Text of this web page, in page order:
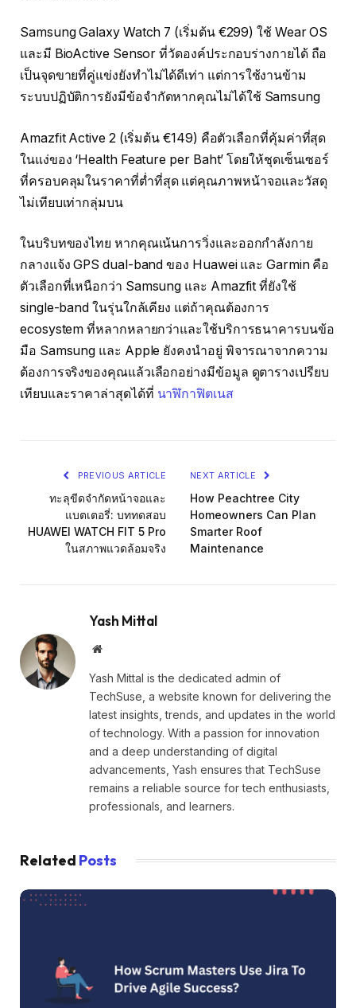
Samsung Galaxy Watch 7 (เริ่มต้น €299) ใช้ Wear OS
และมี BioActive Sensor ที่วัดองค์ประกอบร่างกายได้ ถือ
เป็นจุดขายที่คู่แข่งยังทำไม่ได้ดีเท่า แต่การใช้งานข้าม
ระบบปฏิบัติการยังมีข้อจำกัดหากคุณไม่ได้ใช้ Samsung
Amazfit Active 2 (เริ่มต้น €149) คือตัวเลือกที่คุ้มค่าที่สุด
ในแง่ของ ‘Health Feature per Baht’ โดยให้ชุดเซ็นเซอร์
ที่ครอบคลุมในราคาที่ต่ำที่สุด แต่คุณภาพหน้าจอและวัสดุ
ไม่เทียบเท่ากลุ่มบน
ในบริบทของไทย หากคุณเน้นการวิ่งและออกกำลังกาย
กลางแจ้ง GPS dual-band ของ Huawei และ Garmin คือ
ตัวเลือกที่เหนือกว่า Samsung และ Amazfit ที่ยังใช้
single-band ในรุ่นใกล้เคียง แต่ถ้าคุณต้องการ
ecosystem ที่หลากหลายกว่าและใช้บริการธนาคารบนข้อ
มือ Samsung และ Apple ยังคงนำอยู่ พิจารณาจากความ
ต้องการจริงของคุณแล้วเลือกอย่างมีข้อมูล ดูตารางเปรียบ
เทียบและราคาล่าสุดได้ที่ นาฬิกาฟิตเนส
PREVIOUS ARTICLE
ทะลุขีดจำกัดหน้าจอและ
แบตเตอรี่: บททดสอบ
HUAWEI WATCH FIT 5 Pro
ในสภาพแวดล้อมจริง
NEXT ARTICLE
How Peachtree City
Homeowners Can Plan
Smarter Roof
Maintenance
Yash Mittal
Website
Yash Mittal is the dedicated admin of
TechSuse, a website known for delivering the
latest insights, trends, and updates in the world
of technology. With a passion for innovation
and a deep understanding of digital
advancements, Yash ensures that TechSuse
remains a reliable source for tech enthusiasts,
professionals, and learners.
Related Posts